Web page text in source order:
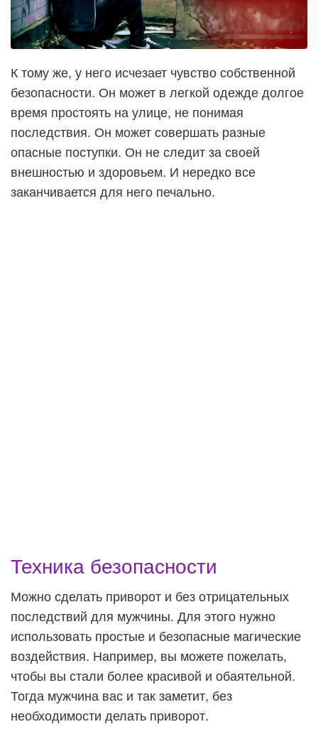
К тому же, у него исчезает чувство собственной
безопасности. Он может в легкой одежде долгое
время простоять на улице, не понимая
последствия. Он может совершать разные
опасные поступки. Он не следит за своей
внешностью и здоровьем. И нередко все
заканчивается для него печально.
Техника безопасности
Можно сделать приворот и без отрицательных
последствий для мужчины. Для этого нужно
использовать простые и безопасные магические
воздействия. Например, вы можете пожелать,
чтобы вы стали более красивой и обаятельной.
Тогда мужчина вас и так заметит, без
необходимости делать приворот.